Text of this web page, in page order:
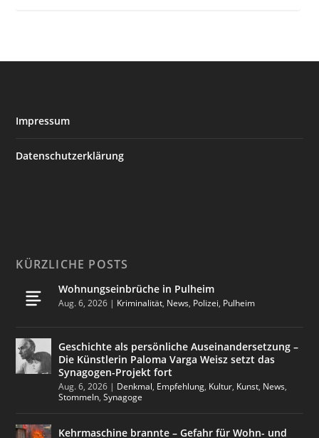
Impressum
Datenschutzerklärung
KÜRZLICHE POSTS
Wohnungseinbrüche in Pulheim
Aug. 6, 2026 | Kriminalität, News, Polizei, Pulheim
Geschichte als persönliche Auseinandersetzung –
Die Künstlerin Paloma Varga Weisz setzt das
Synagogen-Projekt fort
Aug. 6, 2026 | Denkmal, Empfehlung, Kultur, Kunst, News,
Stommeln,Synagoge
Kehrmaschine brannte – Gefahr für Wohn- und